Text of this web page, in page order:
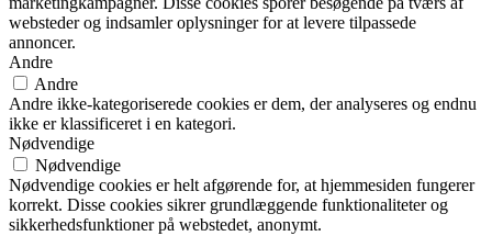
websteder og indsamler oplysninger for at levere tilpassede
annoncer.
Andre
Andre
Andre ikke-kategoriserede cookies er dem, der analyseres og endnu
ikke er klassificeret i en kategori.
Nødvendige
Nødvendige
Nødvendige cookies er helt afgørende for, at hjemmesiden fungerer
korrekt. Disse cookies sikrer grundlæggende funktionaliteter og
sikkerhedsfunktioner på webstedet, anonymt.